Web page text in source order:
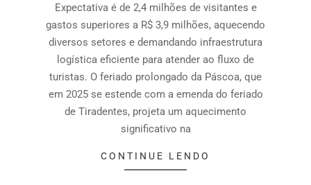
Expectativa é de 2,4 milhões de visitantes e
gastos superiores a R$ 3,9 milhões, aquecendo
diversos setores e demandando infraestrutura
logística eficiente para atender ao fluxo de
turistas. O feriado prolongado da Páscoa, que
em 2025 se estende com a emenda do feriado
de Tiradentes, projeta um aquecimento
significativo na
CONTINUE LENDO